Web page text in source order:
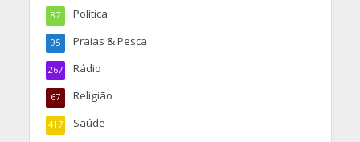
Política
87
Praias & Pesca
95
Rádio
267
Religião
67
Saúde
417